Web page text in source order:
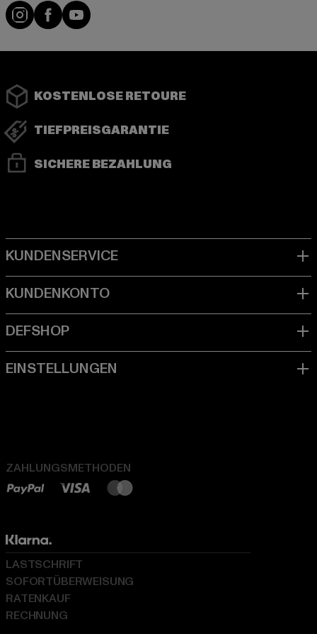
Instagram
FacebookYouTube
KOSTENLOSE RETOURE
TIEFPREISGARANTIE
SICHERE BEZAHLUNG
ZAHLUNGSMETHODEN
LASTSCHRIFT
SOFORTÜBERWEISUNG
RATENKAUF
RECHNUNG